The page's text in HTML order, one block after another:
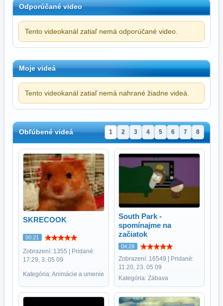
Odporúčané video
Tento videokanál zatiaľ nemá odporúčané video.
Moje videá
Tento videokanál zatiaľ nemá nahrané žiadne videá.
Obľúbené videá 1 2 3 4 5 6 7 8
SKRECOOK
00:21
Zobrazení: 1355 | Pridané:
17:29, 3. 05 09
Kategória: Animácie a umenie
South Park -
spomínajme na
začiatok
04:29
Zobrazení: 16549 | Pridané:
11:20, 23. 05 09
Kategória: Zábava